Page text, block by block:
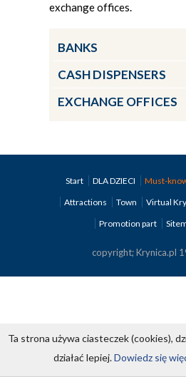
BANKS
CASH DISPENSERS
EXCHANGE OFFICES
exchange offices.
Start DLA DZIECI Must-
Attractions
Town Virtual
Promotion part
copyright; Krynica.pl
Ta strona używa ciasteczek (cookies),
działać lepiej.Dowiedz się